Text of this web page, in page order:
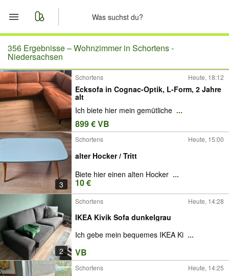
Start
Merkliste
Nachrichten
Anzeige aufgeben
356 Ergebnisse –Wohnzimmer in Schortens -
Niedersachsen
Schortens Heute, 18:12
Ecksofa in Cognac-Optik, L-Form, 2 Jahre
alt
Ich biete hier mein gemütliche ...
899 € VB
3
Schortens Heute, 15:00
alter Hocker / Tritt
Biete hier einen alten Hocker ...
10 €
2
Schortens Heute, 14:28
IKEA Kivik Sofa dunkelgrau
Ich gebe mein bequemes IKEA Ki ...
VB
Schortens Heute, 14:25